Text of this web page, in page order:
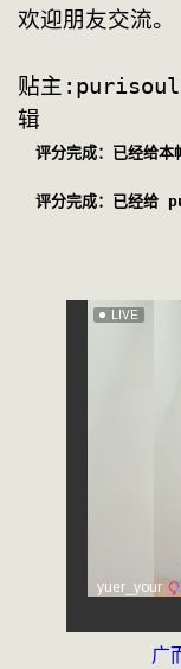
贴主
辑
评分完成：已经给
评分完成：已经给
广